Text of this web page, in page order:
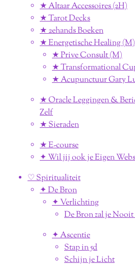
★ Altaar Accessoires (2H)
★ Tarot Decks
★ 2ehands Boeken
★ Energetische Healing (M)
★ Prive Consult (M)
★ Transformational
★ Acupunctuur Gary
★ Oracle Leggingen &
Zelf
★ Sieraden
★ E-course
✦ Wil jij ook je Eigen
♡ Spiritualiteit
✦ De Bron
✦ Verlichting
De Bron zal je
✦ Ascentie
Stap in 5d
Schijn je Licht